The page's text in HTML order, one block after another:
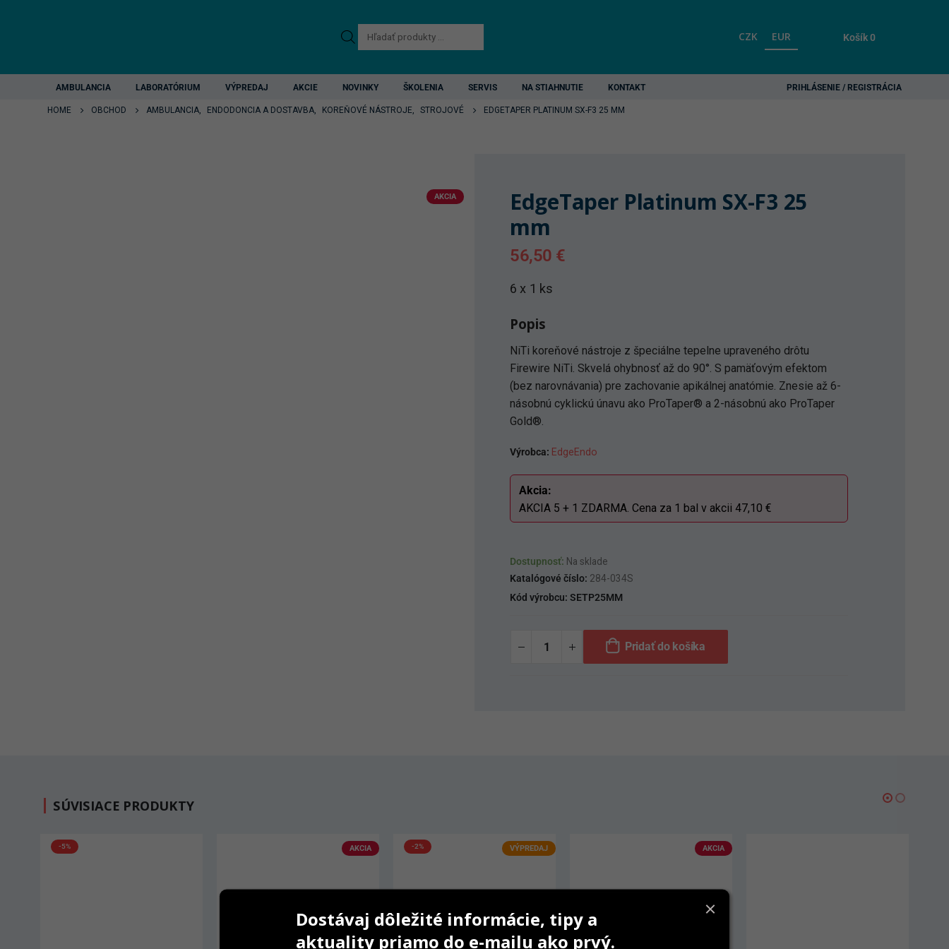
Products
search
CZK EUR Košík0
AMBULANCIA LABORATÓRIUM VÝPREDAJ AKCIE NOVINKY ŠKOLENIA SERVIS NA STIAHNUTIE KONTAKT PRIHLÁSENIE / REGISTRÁCIA
HOME OBCHOD AMBULANCIA, ENDODONCIA A DOSTAVBA, KOREŇOVÉ NÁSTROJE, STROJOVÉ EDGETAPER PLATINUM SX-F3 25 MM
AKCIA
EdgeTaper Platinum SX-F3 25
mm
56,50 €
6 x 1 ks
Popis
NiTi koreňové nástroje z špeciálne tepelne upraveného drôtu
Firewire NiTi. Skvelá ohybnosť až do 90°. S pamäťovým efektom
(bez narovnávania) pre zachovanie apikálnej anatómie. Znesie až 6-
násobnú cyklickú únavu ako ProTaper® a 2-násobnú ako ProTaper
Gold®.
Výrobca: EdgeEndo
Akcia:
AKCIA 5 + 1 ZDARMA. Cena za 1 bal v akcii 47,10 €
Dostupnosť: Na sklade
Katalógové číslo: 284-034S
Kód výrobcu: SETP25MM
Pridať do košíka
SÚVISIACE PRODUKTY
VÝPREDAJ AKCIA
Dostávaj dôležité informácie, tipy a
aktuality priamo do e-mailu ako prvý.